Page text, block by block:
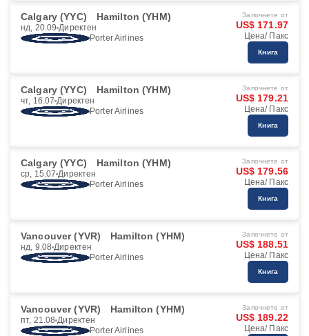
Calgary (YYC) Hamilton (YHM)
нд, 20.09 Директен
Porter Airlines
Започнете от
US$ 171.97
Цена/ Пакс
Книга
Calgary (YYC) Hamilton (YHM)
чт, 16.07 Директен
Porter Airlines
Започнете от
US$ 179.21
Цена/ Пакс
Книга
Calgary (YYC) Hamilton (YHM)
ср, 15.07 Директен
Porter Airlines
Започнете от
US$ 179.56
Цена/ Пакс
Книга
Vancouver (YVR) Hamilton (YHM)
нд, 9.08 Директен
Porter Airlines
Започнете от
US$ 188.51
Цена/ Пакс
Книга
Vancouver (YVR) Hamilton (YHM)
пт, 21.08 Директен
Porter Airlines
Започнете от
US$ 189.22
Цена/ Пакс